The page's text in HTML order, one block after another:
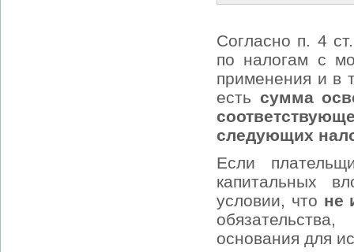
Согласно п. 4
по налогам с
применения и в
есть сумма
следующих
Если
капитальных
условии, что не
основания для